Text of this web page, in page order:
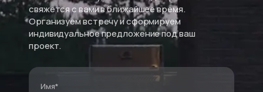
свяжется с вами в ближайшее время.
Организуем встречу и сформируем
индивидуальное предложение под ваш
проект.
Имя*